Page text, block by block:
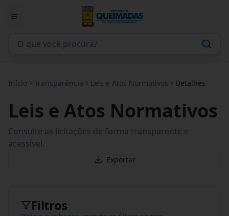
Início Transparência Leis e Atos Normativos Detalhes
Leis e Atos Normativos
Consulte as licitações de forma transparente e
acessível.
Exportar
Filtros